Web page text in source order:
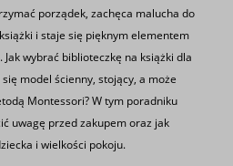
porządek, zachęca malucha do
i staje się pięknym elementem
wybrać biblioteczkę na książki dla
model ścienny, stojący, a może
Montessori? W tym poradniku
uwagę przed zakupem oraz jak
i wielkości pokoju.